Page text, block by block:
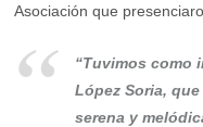
Asociación que
“Tuvimos como
López Soria,
serena y